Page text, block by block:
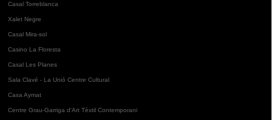
Casal Torreblanca
Xalet Negre
Casal Mira-sol
Casino La Floresta
Casal Les Planes
Sala Clavé - La Unió Centre Cultural
Casa Aymat
Centre Grau-Garriga d'Art Tèxtil Contemporani